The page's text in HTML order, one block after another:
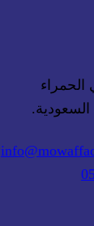
السعودية.